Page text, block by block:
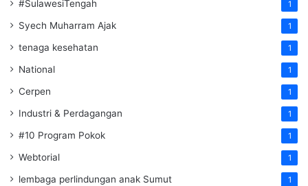
#SulawesiTengah 1
Syech Muharram Ajak 1
tenaga kesehatan 1
National 1
Cerpen 1
Industri & Perdagangan 1
#10 Program Pokok 1
Webtorial 1
lembaga perlindungan anak Sumut 1